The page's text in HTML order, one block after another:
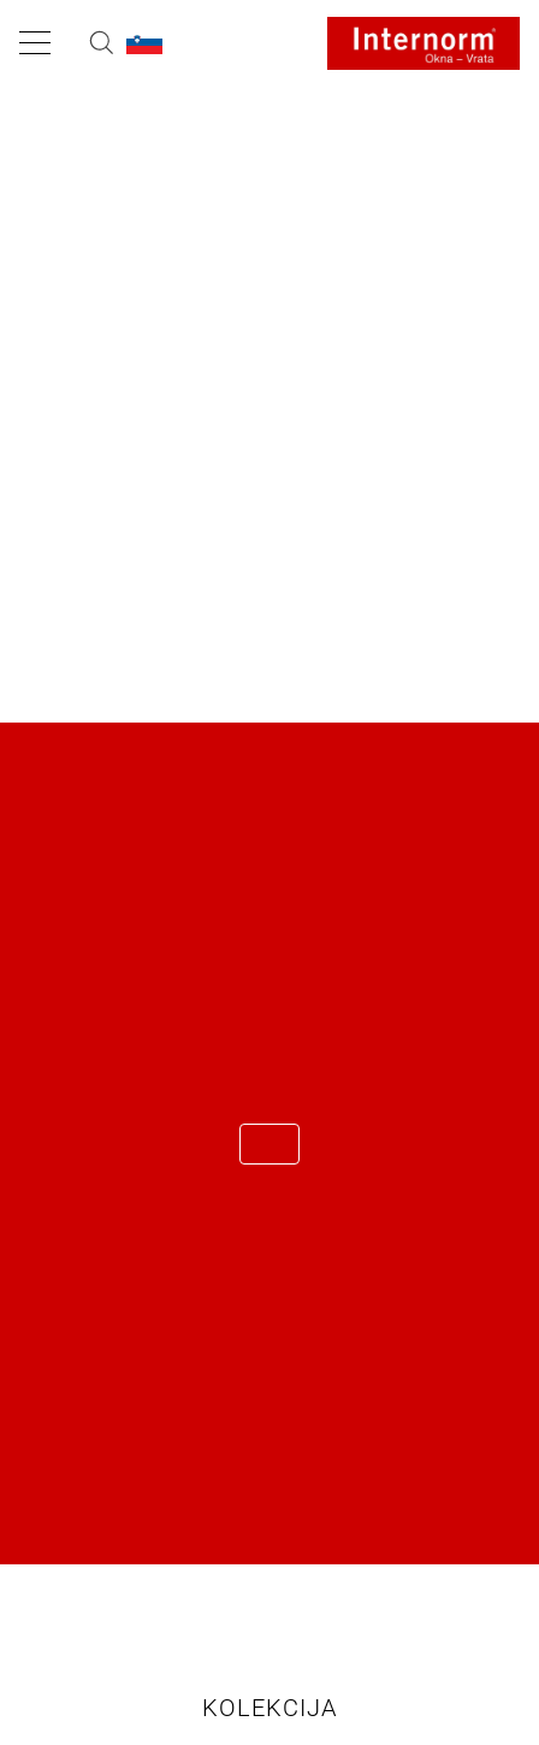
KOLEKCIJA